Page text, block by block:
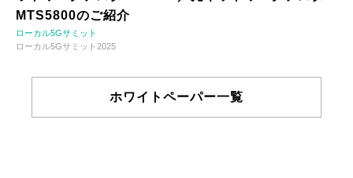
MTS5800のご紹介
ローカル5Gサミット
ローカル5Gサミット2025
ホワイトペーパー一覧